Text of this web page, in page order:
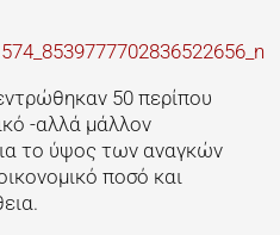
50 περίπου
-αλλά μάλλον
το ύψος των αναγκών
ποσό και